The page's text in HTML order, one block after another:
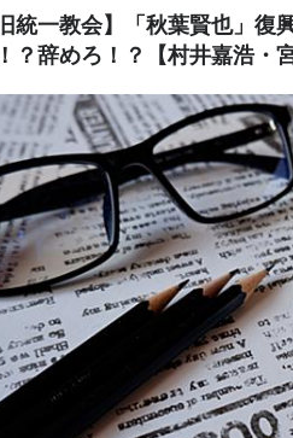
旧統一教会】「秋葉賢也」
？辞めろ！？【村井嘉浩・